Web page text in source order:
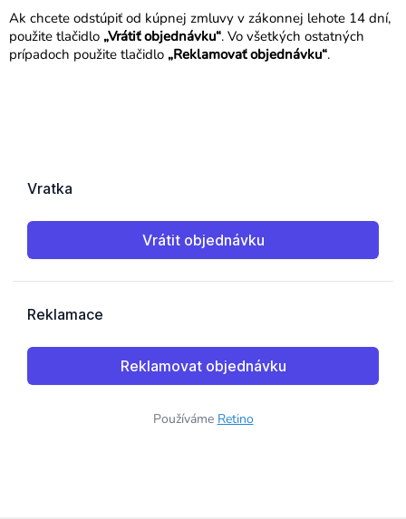
Ak chcete odstúpiť od kúpnej zmluvy v zákonnej lehote 14 dní,
použite tlačidlo „Vrátiť objednávku“. Vo všetkých ostatných
prípadoch použite tlačidlo „Reklamovať objednávku“.
Používáme Retino